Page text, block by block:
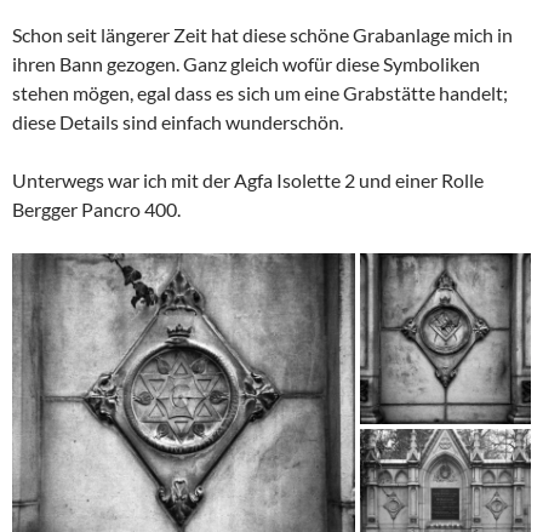
Schon seit längerer Zeit hat diese schöne Grabanlage mich in
ihren Bann gezogen. Ganz gleich wofür diese Symboliken
stehen mögen, egal dass es sich um eine Grabstätte handelt;
diese Details sind einfach wunderschön.
Unterwegs war ich mit der Agfa Isolette 2 und einer Rolle
Bergger Pancro 400.